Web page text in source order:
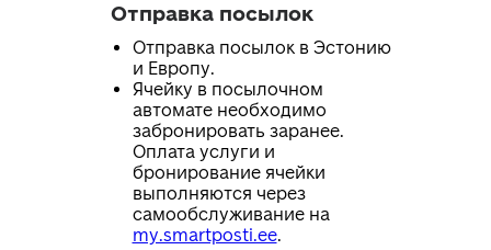
Отправка посылок
Отправка посылок в Эстонию
и Европу.
Ячейку в посылочном
автомате необходимо
забронировать заранее.
Оплата услуги и
бронирование ячейки
выполняются через
самообслуживание на
my.smartposti.ee.